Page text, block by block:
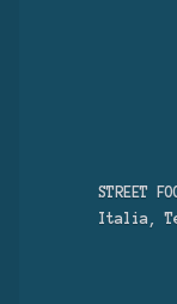
STREET
Italia,